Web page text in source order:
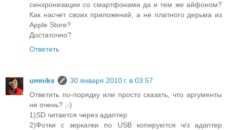
синхронизации со смартфонами да и тем же айфоном?
Как насчет своих приложений, а не платного дерьма из
Apple Store?
Достаточно?
Ответить
umniks
30 января 2010 г. в 03:57
Ответить по-порядку или просто сказать, что аргументы
не очень? ;-)
1)SD читается через адаптер
2)Фотки с зеркалки по USB копируются ч/з адаптер